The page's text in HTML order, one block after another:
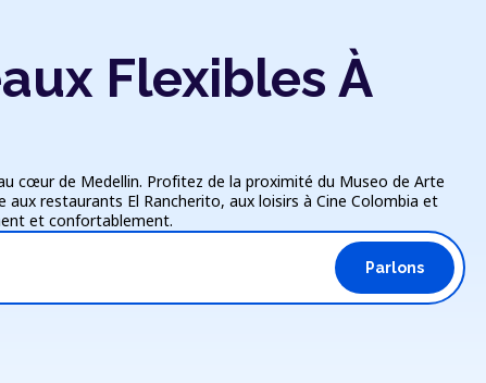
Flexibles À
cœur de Medellin. Profitez de la proximité du Museo de Arte
restaurants El Rancherito, aux loisirs à Cine Colombia et
et confortablement.
Parlons